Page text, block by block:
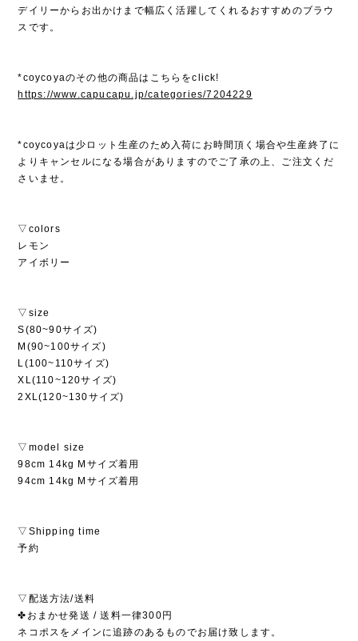
デイリーからお出かけまで幅広く活躍してくれるおすすめのブラウ
スです。
*coycoyaのその他の商品はこちらをclick!
https://www.capucapu.jp/categories/7204229
*coycoyaは少ロット生産のため入荷にお時間頂く場合や生産終了に
よりキャンセルになる場合がありますのでご了承の上、ご注文くだ
さいませ。
▽colors
レモン
アイボリー
▽size
S(80~90サイズ)
M(90~100サイズ)
L(100~110サイズ)
XL(110~120サイズ)
2XL(120~130サイズ)
▽model size
98cm 14kg Mサイズ着用
94cm 14kg Mサイズ着用
▽Shipping time
予約
▽配送方法/送料
✤おまかせ発送 / 送料一律300円
ネコポスをメインに追跡のあるものでお届け致します。